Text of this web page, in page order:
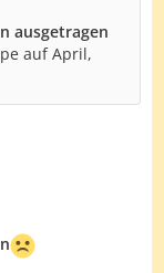
ausgetragen
auf April,